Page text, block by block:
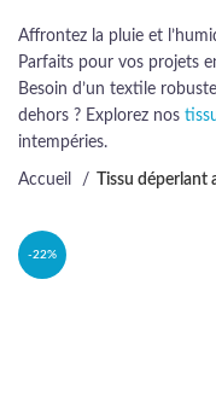
Affrontez la pluie et
Parfaits pour vos projets
Besoin d’un textile
dehors ? Explorez nos
intempéries.
Accueil Tissu déperlant
-22%